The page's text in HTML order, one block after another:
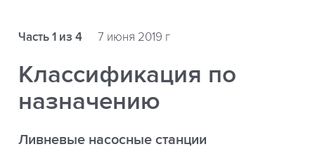
Часть 1 из 4 7 июня 2019 г
Классификация по
назначению
Ливневые насосные станции